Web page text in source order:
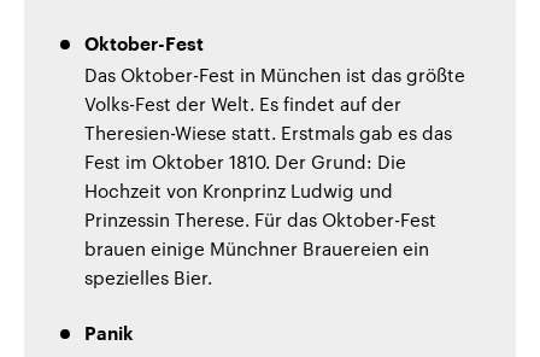
Oktober-Fest
Das Oktober-Fest in München ist das größte
Volks-Fest der Welt. Es findet auf der
Theresien-Wiese statt. Erstmals gab es das
Fest im Oktober 1810. Der Grund: Die
Hochzeit von Kronprinz Ludwig und
Prinzessin Therese. Für das Oktober-Fest
brauen einige Münchner Brauereien ein
spezielles Bier.
Panik